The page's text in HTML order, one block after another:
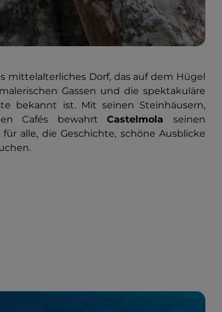
mittelalterliches Dorf, das auf dem Hügel
Gassen und die spektakuläre
bekannt ist. Mit seinen Steinhäusern,
Cafés bewahrtCastelmola seinen
alle, die Geschichte, schöne Ausblicke